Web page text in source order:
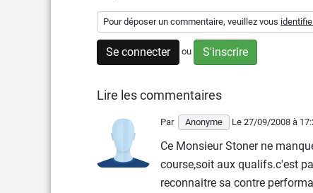
Pour déposer un commentaire, veuillez vous
Se connecter ou S'inscrire
Lire les commentaires
Par Anonyme Le 27/09/2008 à
Ce Monsieur Stoner ne
course,soit aux qualifs.c'est
reconnaitre sa contre